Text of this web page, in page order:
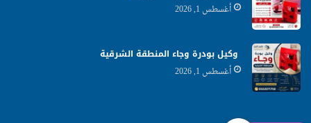
أغسطس 1, 2026
وكيل بودرة وجاء المنطقة الشرقية
أغسطس 1, 2026